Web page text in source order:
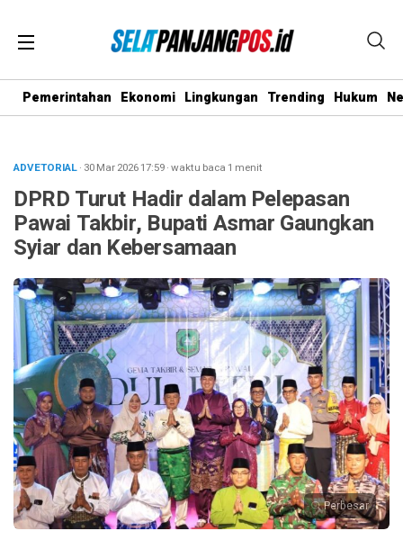
Pemerintahan Ekonomi Lingkungan Trending Hukum
ADVETORIAL· 30 Mar 202617:59·waktu baca 1 menit
DPRD Turut Hadir dalam Pelepasan
Pawai Takbir, Bupati Asmar Gaungkan
Syiar dan Kebersamaan
Perbesar